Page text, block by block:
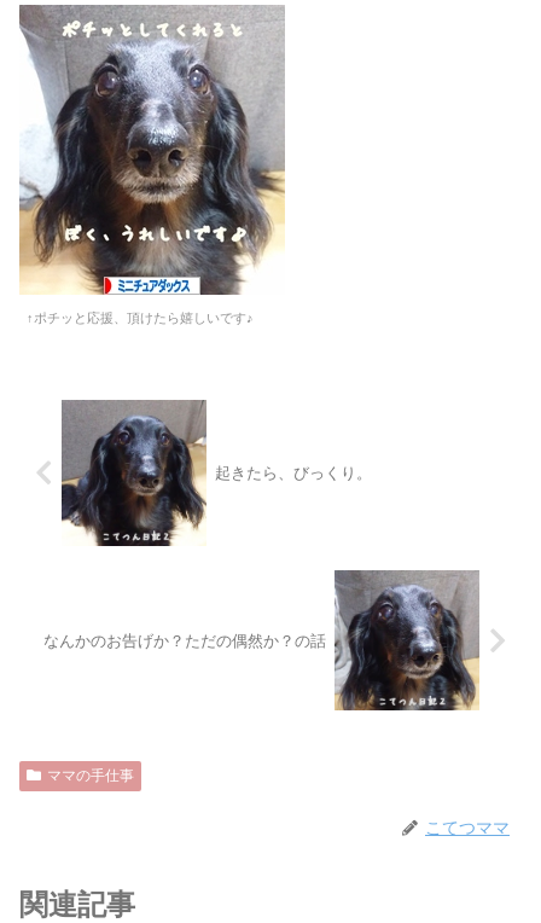
↑ポチッと応援、頂けたら嬉しいです♪
起きたら、びっくり。
なんかのお告げか？ただの偶然か？の話
ママの手仕事
こてつママ
関連記事